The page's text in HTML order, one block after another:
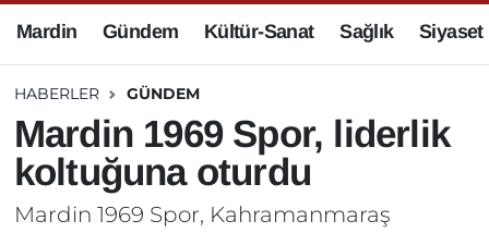
Mardin Gündem Kültür-Sanat Sağlık Siyaset
HABERLER GÜNDEM
Mardin 1969 Spor, liderlik
koltuğuna oturdu
Mardin 1969 Spor, Kahramanmaraş